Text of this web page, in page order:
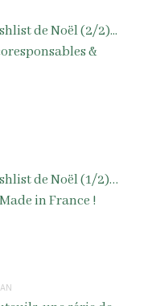
de Noël (2/2)...
&
de Noël (1/2)…
in France !